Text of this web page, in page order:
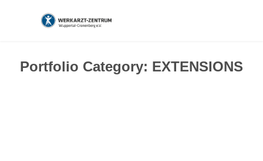
Portfolio Category: EXTENSIONS